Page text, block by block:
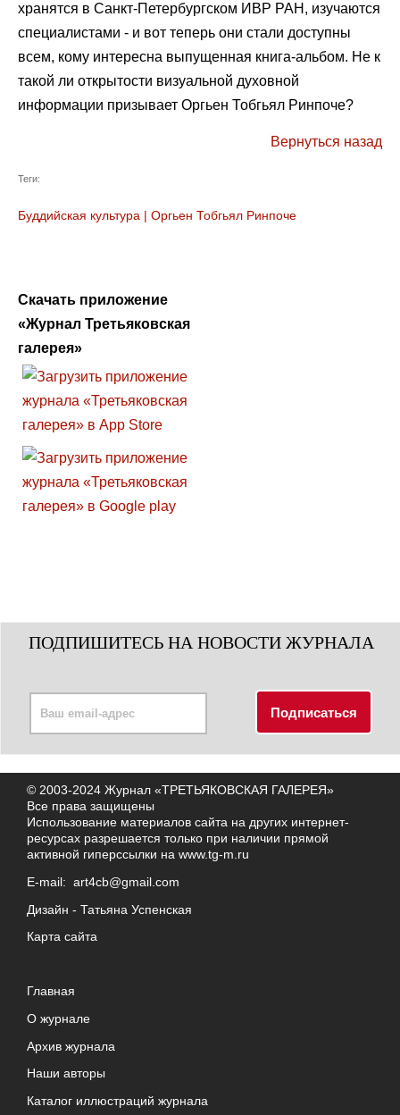
хранятся в Санкт-Петербургском ИВР РАН, изучаются
специалистами - и вот теперь они стали доступны
всем, кому интересна выпущенная книга-альбом. Не к
такой ли открытости визуальной духовной
информации призывает Оргьен Тобгьял Ринпоче?
Вернуться назад
Теги:
Буддийская культура | Оргьен Тобгьял Ринпоче
Скачать приложение
«Журнал Третьяковская
галерея»
ПОДПИШИТЕСЬ НА НОВОСТИ ЖУРНАЛА
© 2003-2024 Журнал «ТРЕТЬЯКОВСКАЯ ГАЛЕРЕЯ»
Все права защищены
Использование материалов сайта на других интернет-
ресурсах разрешается только при наличии прямой
активной гиперссылки на www.tg-m.ru
E-mail: art4cb@gmail.com
Дизайн - Татьяна Успенская
Карта сайта
Главная
О журнале
Архив журнала
Наши авторы
Каталог иллюстраций журнала